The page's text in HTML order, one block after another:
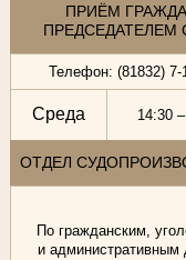
ПРИЁМ
ПРЕДСЕДАТЕЛЕМ
Телефон: (81832) 7-
Среда 14:30
ОТДЕЛ
По гражданским,
и административным